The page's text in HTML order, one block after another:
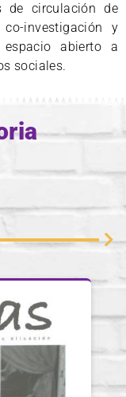
de circulación de
investigación y
abierto a
sociales.